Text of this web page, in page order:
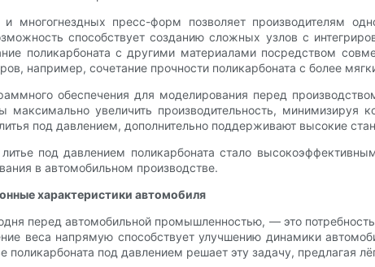
многогнездных пресс-форм позволяет производителям
способствует созданию сложных узлов с
поликарбоната с другими материалами посредством
например, сочетание прочности поликарбоната с более
обеспечения для моделирования перед
увеличить производительность, минимизируя
под давлением, дополнительно поддерживают высокие
под давлением поликарбоната стало
в автомобильном производстве.
характеристики автомобиля
перед автомобильной промышленностью, — это
веса напрямую способствует улучшению динамики
поликарбоната под давлением решает эту задачу, предлагая